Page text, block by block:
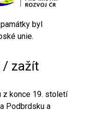
byl
unie.
/ zažít
z konce 19. století
Podbrdsku a